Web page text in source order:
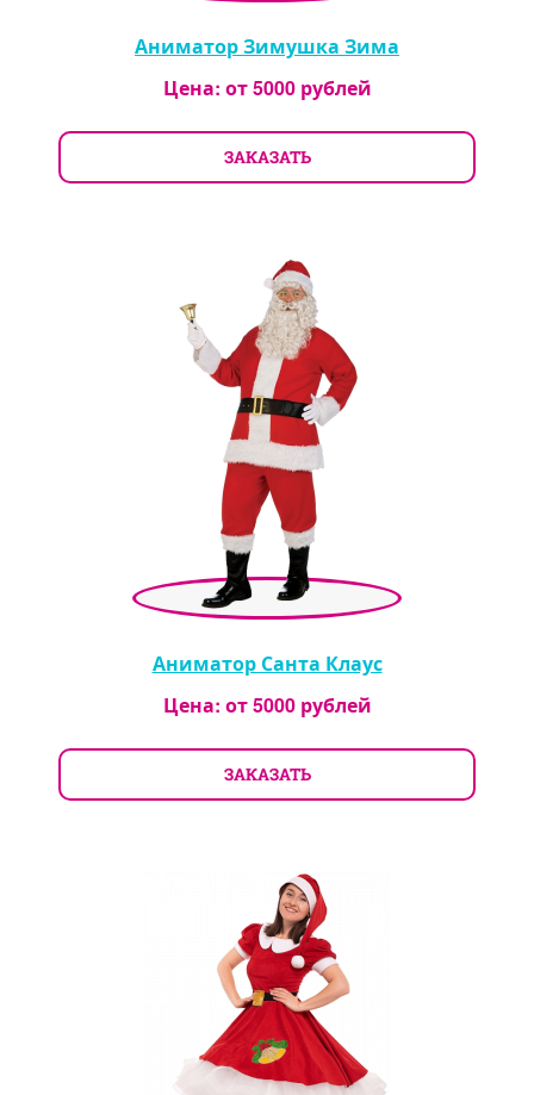
Аниматор Зимушка Зима
Цена: от5000рублей
ЗАКАЗАТЬ
Аниматор Санта Клаус
Цена: от5000рублей
ЗАКАЗАТЬ